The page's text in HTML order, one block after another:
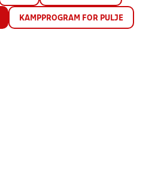
KAMPPROGRAM FOR PULJE